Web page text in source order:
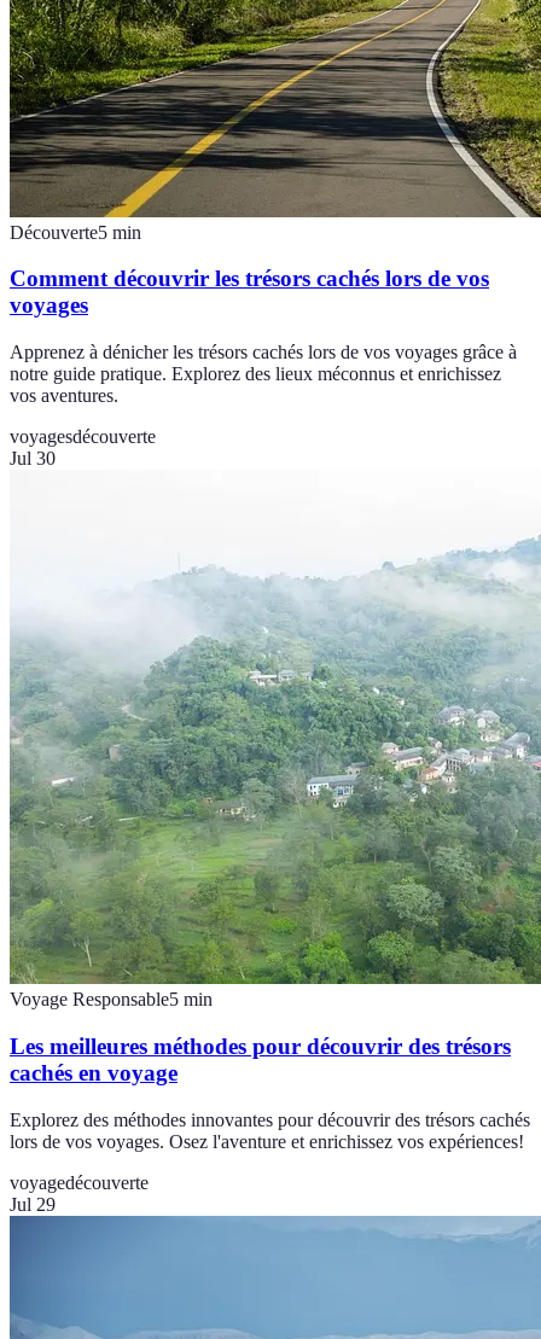
Découverte5 min
Comment découvrir les trésors cachés lors de vos
voyages
Apprenez à dénicher les trésors cachés lors de vos voyages grâce à
notre guide pratique. Explorez des lieux méconnus et enrichissez
vos aventures.
voyagesdécouverte
Jul 30
Voyage Responsable5 min
Les meilleures méthodes pour découvrir des trésors
cachés en voyage
Explorez des méthodes innovantes pour découvrir des trésors cachés
lors de vos voyages. Osez l'aventure et enrichissez vos expériences!
voyagedécouverte
Jul 29